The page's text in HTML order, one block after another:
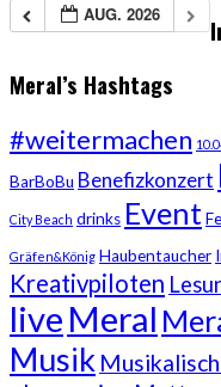
AUG. 2026
Meral’s Hashtags
#weitermachen
BarBoBu Benefizkonzert
City Beach drinks Event
Gräfen&König Haubentaucher
Kreativpiloten
live Meral
Musik